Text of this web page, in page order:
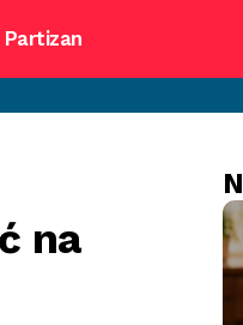
Partizan
na